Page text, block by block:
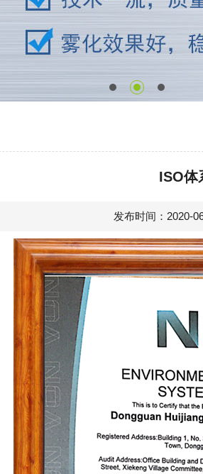
ISO体
发布时间：2020-